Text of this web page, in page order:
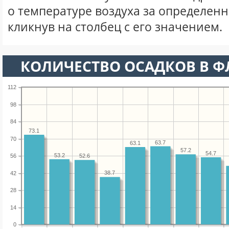
о температуре воздуха за
кликнув на столбец с его значением.
КОЛИЧЕСТВО ОСАДКОВ В
0
14
28
42
56
70
84
98
112
54.7
57.2
63.7
63.1
38.7
52.6
53.2
73.1